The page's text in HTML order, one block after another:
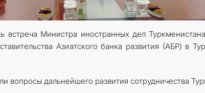
встреча Министра иностранных дел
Азиатского банка развития (АБР) в
вопросы дальнейшего развития сотрудничества